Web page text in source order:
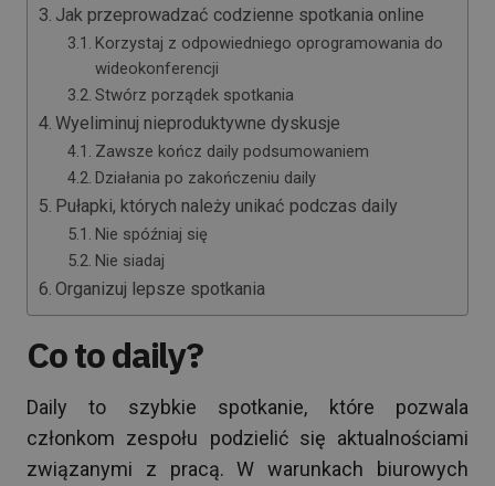
Jak przeprowadzać codzienne spotkania online
Korzystaj z odpowiedniego oprogramowania do
wideokonferencji
Stwórz porządek spotkania
Wyeliminuj nieproduktywne dyskusje
Zawsze kończ daily podsumowaniem
Działania po zakończeniu daily
Pułapki, których należy unikać podczas daily
Nie spóźniaj się
Nie siadaj
Organizuj lepsze spotkania
Co to daily?
Daily to szybkie spotkanie, które pozwala
członkom zespołu podzielić się aktualnościami
związanymi z pracą. W warunkach biurowych